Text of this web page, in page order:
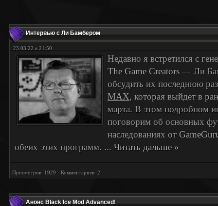
Интервью с Ли Бамбером
23.03.22 в 21:50
Недавно я встретился с
The Game Creators — Ли
обсудить их последнюю
MAX, которая выйдет в
марта. В этом подробном
поговорим об основных
наследованиях от
обеих этих программ. ... Читать дальше »
Просмотров: 1929 · Комментариев: 2
Анонс Black Ice Mod Advanced!